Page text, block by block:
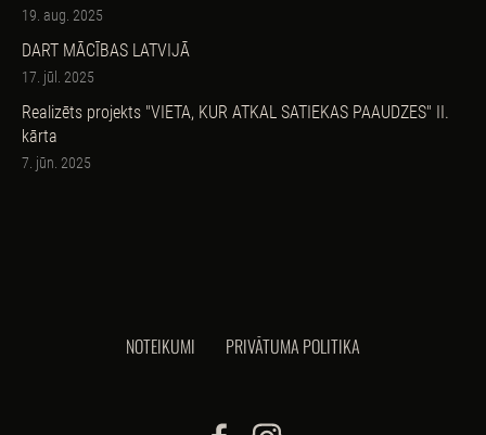
19. aug. 2025
DART MĀCĪBAS LATVIJĀ
17. jūl. 2025
Realizēts projekts "VIETA, KUR ATKAL SATIEKAS PAAUDZES" II.
kārta
7. jūn. 2025
NOTEIKUMI PRIVĀTUMA POLITIKA